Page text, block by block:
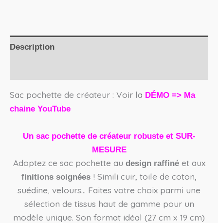
Description
Sac pochette de créateur : Voir la DÉMO => Ma
chaine YouTube
Un sac pochette de créateur robuste et SUR-
MESURE
Adoptez ce sac pochette au design raffinéet aux
finitions soignées ! Simili cuir, toile de coton,
suédine, velours… Faites votre choix parmi une
sélection de tissus haut de gamme pour un
modèle unique. Son format idéal (27 cm x 19 cm)